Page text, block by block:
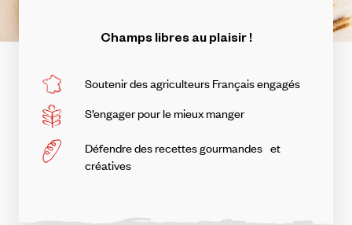
Champs libres au plaisir !
Soutenir des agriculteurs Français engagés
S’engager pour le mieux manger
Défendre des recettes gourmandes et
créatives